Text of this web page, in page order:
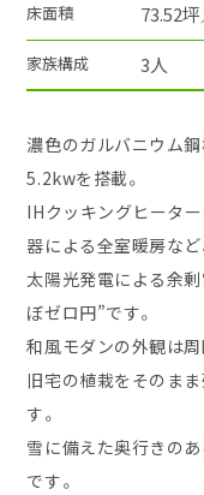
床面積 73.52
家族構成 3人
濃色のガルバニウム
5.2kwを搭載。
IHクッキングヒータ
器による全室暖房など
太陽光発電による余
ぼゼロ円”です。
和風モダンの外観は
旧宅の植栽をそのま
す。
雪に備えた奥行きの
です。